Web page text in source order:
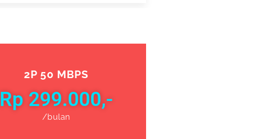
2P 50 MBPS
Rp 299.000,-
/bulan